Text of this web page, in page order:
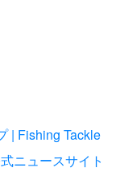
| Fishing Tackle
ニュースサイト